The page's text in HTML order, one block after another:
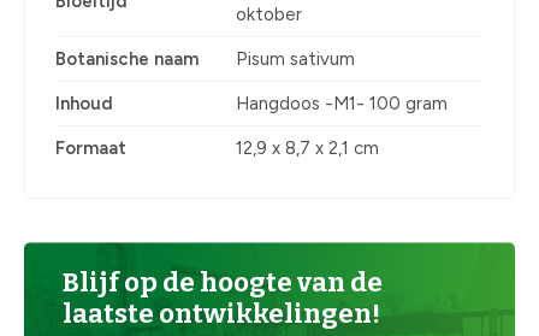
oktober
Botanische naam Pisum sativum
Inhoud Hangdoos -M1- 100 gram
Formaat 12,9 x 8,7 x 2,1 cm
Blijf op de hoogte van de
laatste ontwikkelingen!